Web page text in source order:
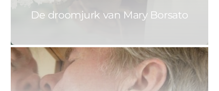
De droomjurk van Mary Borsato
22 OKTOBER 2015